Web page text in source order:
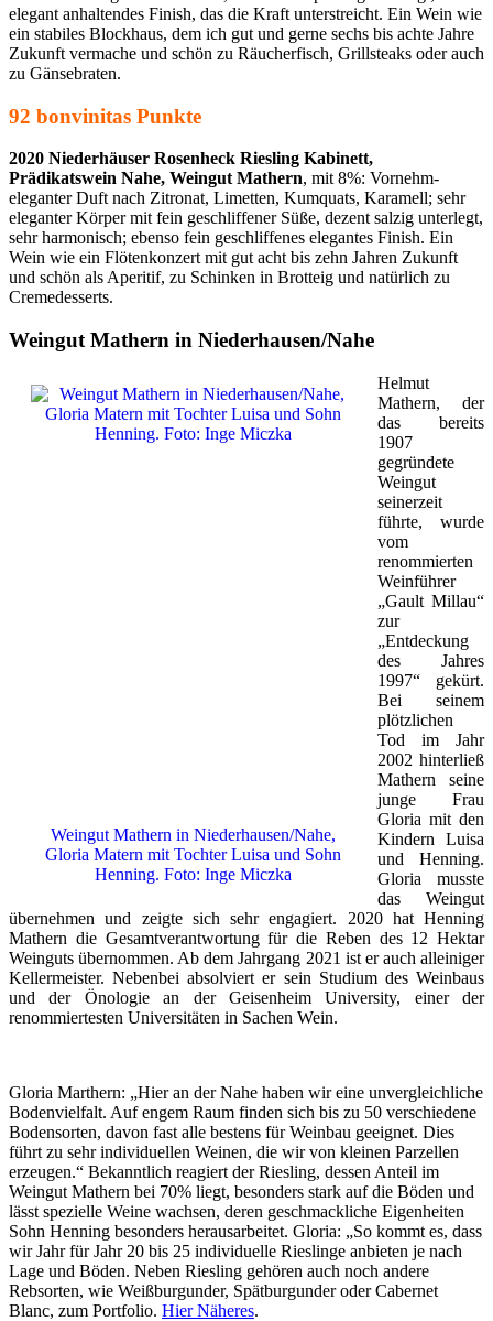
elegant anhaltendes Finish, das die Kraft unterstreicht. Ein Wein wie
ein stabiles Blockhaus, dem ich gut und gerne sechs bis achte Jahre
Zukunft vermache und schön zu Räucherfisch, Grillsteaks oder auch
zu Gänsebraten.
92 bonvinitas Punkte
2020 Niederhäuser Rosenheck Riesling Kabinett,
Prädikatswein Nahe, Weingut Mathern, mit 8%: Vornehm-
eleganter Duft nach Zitronat, Limetten, Kumquats, Karamell; sehr
eleganter Körper mit fein geschliffener Süße, dezent salzig unterlegt,
sehr harmonisch; ebenso fein geschliffenes elegantes Finish. Ein
Wein wie ein Flötenkonzert mit gut acht bis zehn Jahren Zukunft
und schön als Aperitif, zu Schinken in Brotteig und natürlich zu
Cremedesserts.
Weingut Mathern in Niederhausen/Nahe
Weingut Mathern in Niederhausen/Nahe,
Gloria Matern mit Tochter Luisa und Sohn
Henning. Foto: Inge Miczka
Helmut
Mathern, der
das bereits
1907
gegründete
Weingut
seinerzeit
führte, wurde
vom
renommierten
Weinführer
„Gault Millau“
zur
„Entdeckung
des Jahres
1997“ gekürt.
Bei seinem
plötzlichen
Tod im Jahr
2002 hinterließ
Mathern seine
junge Frau
Gloria mit den
Kindern Luisa
und Henning.
Gloria musste
das Weingut
übernehmen und zeigte sich sehr engagiert. 2020 hat Henning
Mathern die Gesamtverantwortung für die Reben des 12 Hektar
Weinguts übernommen. Ab dem Jahrgang 2021 ist er auch alleiniger
Kellermeister. Nebenbei absolviert er sein Studium des Weinbaus
und der Önologie an der Geisenheim University, einer der
renommiertesten Universitäten in Sachen Wein.
Gloria Marthern: „Hier an der Nahe haben wir eine unvergleichliche
Bodenvielfalt. Auf engem Raum finden sich bis zu 50 verschiedene
Bodensorten, davon fast alle bestens für Weinbau geeignet. Dies
führt zu sehr individuellen Weinen, die wir von kleinen Parzellen
erzeugen.“ Bekanntlich reagiert der Riesling, dessen Anteil im
Weingut Mathern bei 70% liegt, besonders stark auf die Böden und
lässt spezielle Weine wachsen, deren geschmackliche Eigenheiten
Sohn Henning besonders herausarbeitet. Gloria: „So kommt es, dass
wir Jahr für Jahr 20 bis 25 individuelle Rieslinge anbieten je nach
Lage und Böden. Neben Riesling gehören auch noch andere
Rebsorten, wie Weißburgunder, Spätburgunder oder Cabernet
Blanc, zum Portfolio. Hier Näheres.